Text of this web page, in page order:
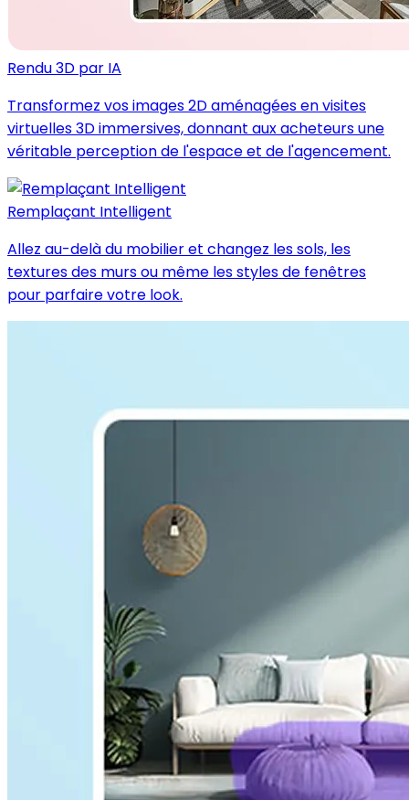
Rendu 3D par IA
Transformez vos images 2D aménagées en visites
virtuelles 3D immersives, donnant aux acheteurs une
véritable perception de l'espace et de l'agencement.
Remplaçant Intelligent
Allez au-delà du mobilier et changez les sols, les
textures des murs ou même les styles de fenêtres
pour parfaire votre look.